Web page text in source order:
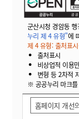
군산시청 경암동
누리 제 4 유형"에
제 4 유형: 출처표
출처표시
비상업적 이용
변형 등 2차적
※ 공공누리 마크
홈페이지 개선